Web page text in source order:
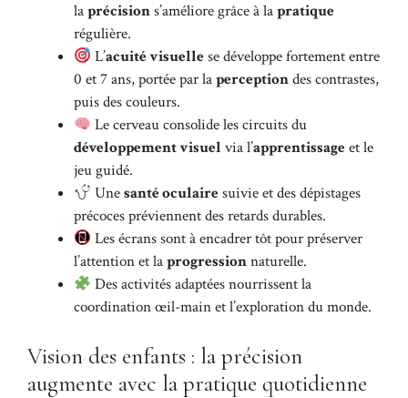
laprécisions’améliore grâce à lapratique
régulière.
L’acuité visuellese développe fortement entre
0 et 7 ans, portée par laperceptiondes contrastes,
puis des couleurs.
Le cerveau consolide les circuits du
développement visuel via l’apprentissageet le
jeu guidé.
Unesanté oculairesuivie et des dépistages
précoces préviennent des retards durables.
Les écrans sont à encadrer tôt pour préserver
l’attention et laprogressionnaturelle.
Des activités adaptées nourrissent la
coordination œil-main et l’exploration du monde.
Vision des enfants : la précision
augmente avec la pratique quotidienne